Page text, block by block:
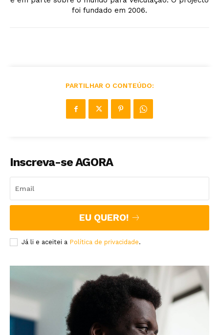
foi fundado em 2006.
PARTILHAR O CONTEÚDO:
Inscreva-se AGORA
EU QUERO!
Já li e aceitei a Política de privacidade.